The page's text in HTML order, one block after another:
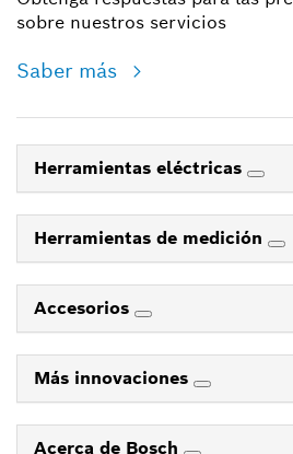
sobre nuestros servicios
Saber más
Herramientas eléctricas
Herramientas de medición
Accesorios
Más innovaciones
Acerca de Bosch